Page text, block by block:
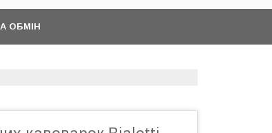
ОБМІН